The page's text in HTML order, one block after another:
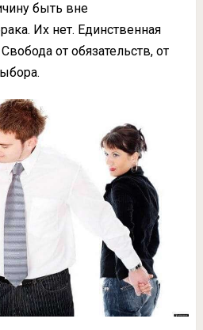
быть вне
Их нет. Единственная
от обязательств, от